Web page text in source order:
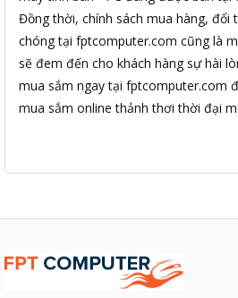
Đồng thời, chính sách mua hàng, đổi
chóng tại fptcomputer.com cũng là
sẽ đem đến cho khách hàng sự hài
mua sắm ngay tại fptcomputer.com
mua sắm online thảnh thơi thời đại